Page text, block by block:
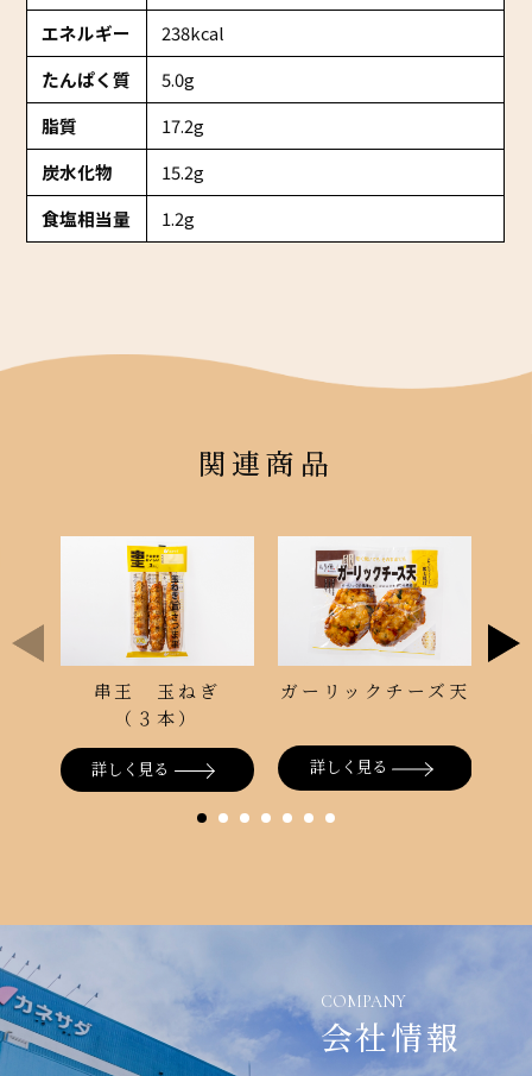
エネルギー
238kcal
たんぱく質
5.0g
脂質
17.2g
炭水化物
15.2g
食塩相当量
1.2g
関連商品
串王 玉ねぎ
（３本）
詳しく見る
ガーリックチーズ天
詳しく見る
COMPANY
会社情報